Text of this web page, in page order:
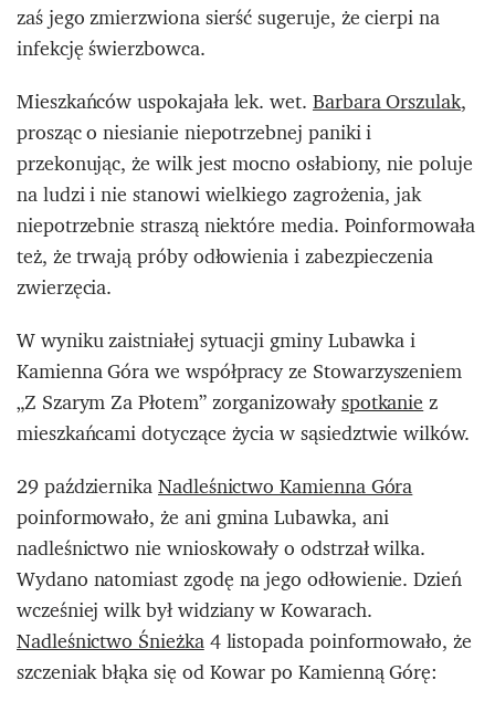
zaś jego zmierzwiona sierść sugeruje, że cierpi na
infekcję świerzbowca.
Mieszkańców uspokajała lek. wet.Barbara Orszulak,
prosząc o niesianie niepotrzebnej paniki i
przekonując, że wilk jest mocno osłabiony, nie poluje
na ludzi i nie stanowi wielkiego zagrożenia, jak
niepotrzebnie straszą niektóre media. Poinformowała
też, że trwają próby odłowienia i zabezpieczenia
zwierzęcia.
W wyniku zaistniałej sytuacji gminy Lubawka i
Kamienna Góra we współpracy ze Stowarzyszeniem
„Z Szarym Za Płotem” zorganizowałyspotkaniez
mieszkańcami dotyczące życia w sąsiedztwie wilków.
29 październikaNadleśnictwo Kamienna Góra
poinformowało, że ani gmina Lubawka, ani
nadleśnictwo nie wnioskowały o odstrzał wilka.
Wydano natomiast zgodę na jego odłowienie. Dzień
wcześniej wilk był widziany w Kowarach.
Nadleśnictwo Śnieżka4 listopada poinformowało, że
szczeniak błąka się od Kowar po Kamienną Górę: